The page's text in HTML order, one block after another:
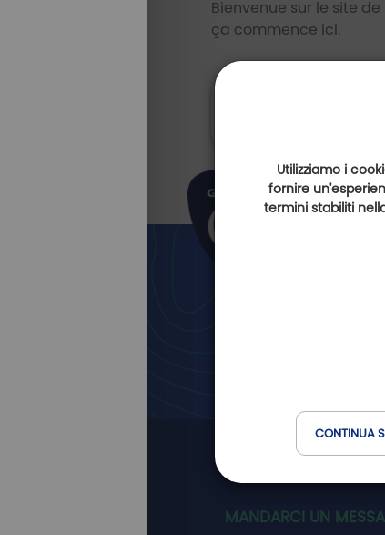
Utilizziamo i
fornire
termini stabiliti
CONTINUA
Bienvenue sur le site
ça commence ici.
CONTATTA GOLF
MANDARCI UN